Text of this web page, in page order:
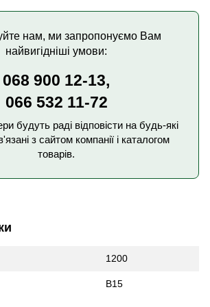
нам, ми запропонуємо Вам
найвигідніші умови:
068 900 12-13,
066 532 11-72
будуть раді відповісти на будь-які
з сайтом компанії і каталогом
товарів.
1200
В15